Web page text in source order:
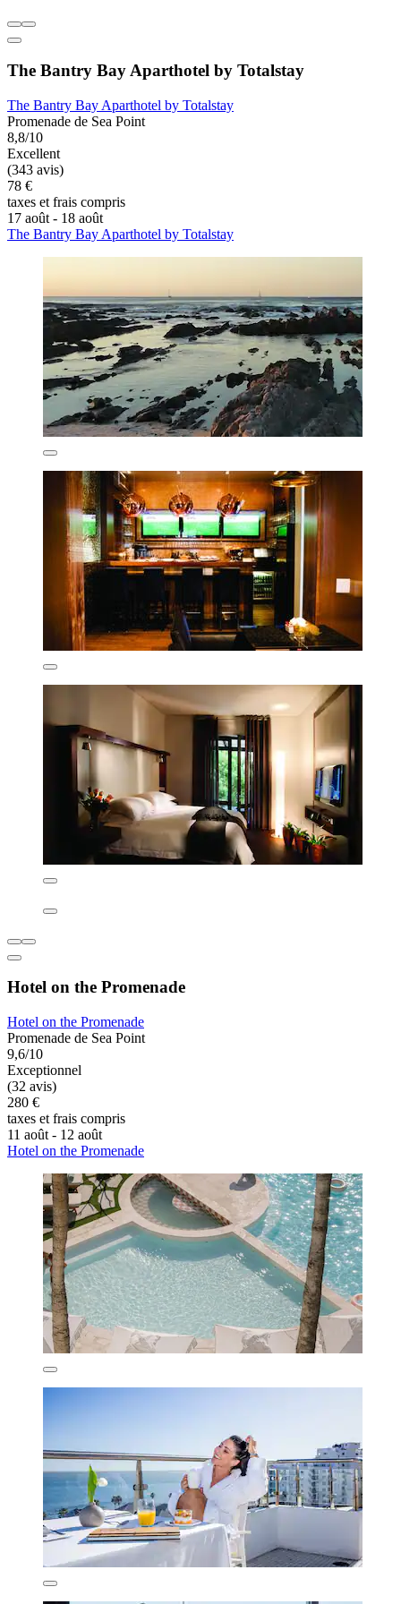
The Bantry Bay Aparthotel by Totalstay
The Bantry Bay Aparthotel by Totalstay
Promenade de Sea Point
8,8/10
Excellent
(343 avis)
78 €
taxes et frais compris
17 août - 18 août
The Bantry Bay Aparthotel by Totalstay
Hotel on the Promenade
Hotel on the Promenade
Promenade de Sea Point
Exceptionnel
(32 avis)
taxes et frais compris
11 août - 12 août
Hotel on the Promenade